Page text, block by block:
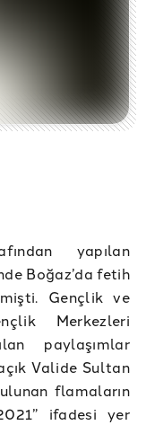
yapılan
Boğaz’da fetih
Gençlik ve
Merkezleri
paylaşımlar
Valide Sultan
flamaların
ifadesi yer